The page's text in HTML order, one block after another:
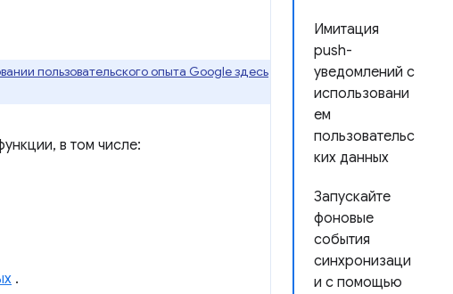
Имитация
push-
уведомлений с
использовани
ем
пользовательс
ких данных
Запускайте
фоновые
события
синхронизаци
и с помощью
пользовательского опыта Google здесь
в том числе:
.